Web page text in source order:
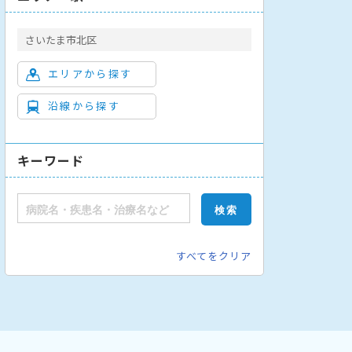
さいたま市北区
エリアから探す
沿線から探す
キーワード
すべてをクリア